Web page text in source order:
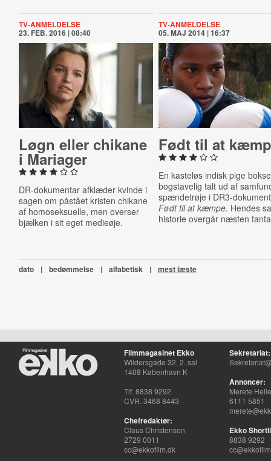
TV-ANMELDELSE
23. FEB. 2016 | 08:40
Løgn eller chikane
i Mariager
DR-dokumentar afklæder kvinde i
sagen om påstået kristen chikane
af homoseksuelle, men overser
bjælken i sit eget medieøje.
TV-ANMELDELSE
05. MAJ 2014 | 16:37
Født til at
En kasteløs indisk pige
bogstavelig talt ud af
spændetrøje i DR3-
Født til at kæmpe. Hendes
historie overgår næsten
dato | bedømmelse | alfabetisk | mest læste
Filmmagasinet Ekko
Wildersgade 32, 2. sal
1408 København K
Tlf. 8838 9292
CVR. 3468 8443
Chefredaktør:
Claus Christensen
2729 0011
cc@ekkofilm.dk
Sekretariat:
Annoncer:
Merete
6111 5851
Ekko
8838 9292